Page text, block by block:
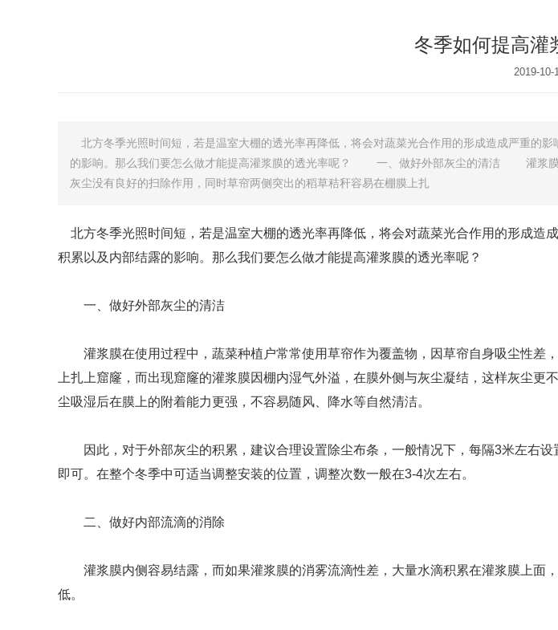
冬季如何提高灌
2019-10-
北方冬季光照时间短，若是温室大棚的透光率再降低，将会对蔬菜光合作用的形成造成严重的
的影响。那么我们要怎么做才能提高灌浆膜的透光率呢？ 一、做好外部灰尘的清洁 灌浆膜
灰尘没有良好的扫除作用，同时草帘两侧突出的稻草秸秆容易在棚膜上扎
北方冬季光照时间短，若是温室大棚的透光率再降低，将会对蔬菜光合作用的形成造
积累以及内部结露的影响。那么我们要怎么做才能提高灌浆膜的透光率呢？
一、做好外部灰尘的清洁
灌浆膜在使用过程中，蔬菜种植户常常使用草帘作为覆盖物，因草帘自身吸尘性差
上扎上窟窿，而出现窟窿的灌浆膜因棚内湿气外溢，在膜外侧与灰尘凝结，这样灰尘
尘吸湿后在膜上的附着能力更强，不容易随风、降水等自然清洁。
因此，对于外部灰尘的积累，建议合理设置除尘布条，一般情况下，每隔3米左右设
即可。在整个冬季中可适当调整安装的位置，调整次数一般在3-4次左右。
二、做好内部流滴的消除
灌浆膜内侧容易结露，而如果灌浆膜的消雾流滴性差，大量水滴积累在灌浆膜上面
低。